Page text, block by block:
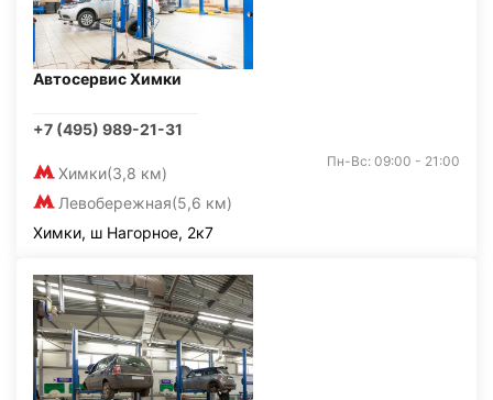
Автосервис Химки
+7 (495) 989-21-31
Химки(3,8 км)
Левобережная(5,6 км)
Пн-Вс: 09:00 - 21:00
Химки, ш Нагорное, 2к7